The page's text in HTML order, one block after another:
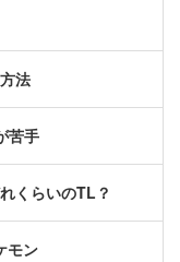
法
苦手
くらいのTL？
モン